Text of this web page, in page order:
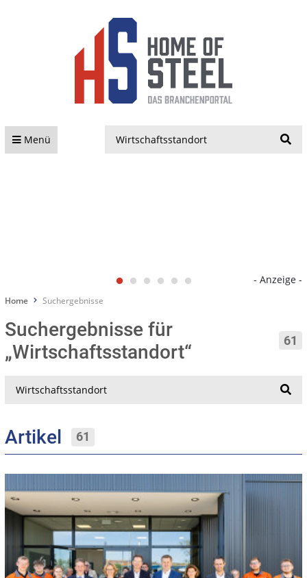
Menü
- Anzeige -
Home Suchergebnisse
Suchergebnisse für
„Wirtschaftsstandort“
61
Artikel 61